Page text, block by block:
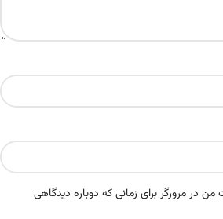
در مرورگر برای زمانی که دوباره دیدگاهی